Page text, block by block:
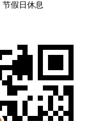
节假日休息